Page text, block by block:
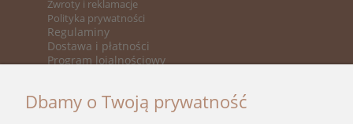
Zwroty i reklamacje
Polityka prywatności
Regulaminy
Dostawa i płatności
Program lojalnościowy
Nowości
Dbamy o Twoją prywatność